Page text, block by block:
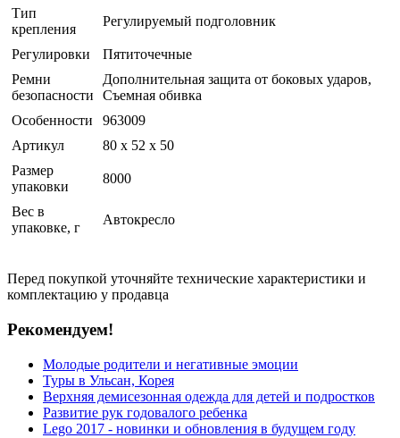
Тип
крепления
Регулируемый подголовник
Регулировки
Пятиточечные
Ремни
безопасности
Дополнительная защита от боковых ударов,
Съемная обивка
Особенности
963009
Артикул
80 x 52 x 50
Размер
упаковки
8000
Вес в
упаковке, г
Автокресло
Перед покупкой уточняйте технические характеристики и
комплектацию у продавца
Рекомендуем!
Молодые родители и негативные эмоции
Туры в Ульсан, Корея
Верхняя демисезонная одежда для детей и подростков
Развитие рук годовалого ребенка
Lego 2017 - новинки и обновления в будущем году